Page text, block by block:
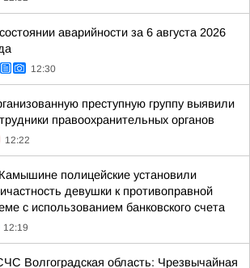
аварийности за 6 августа 2026
12:30
преступную группу выявили
правоохранительных органов
12:22
полицейские установили
девушки к противоправной
с использованием банковского счета
12:19
Волгоградская область: Чрезвычайная